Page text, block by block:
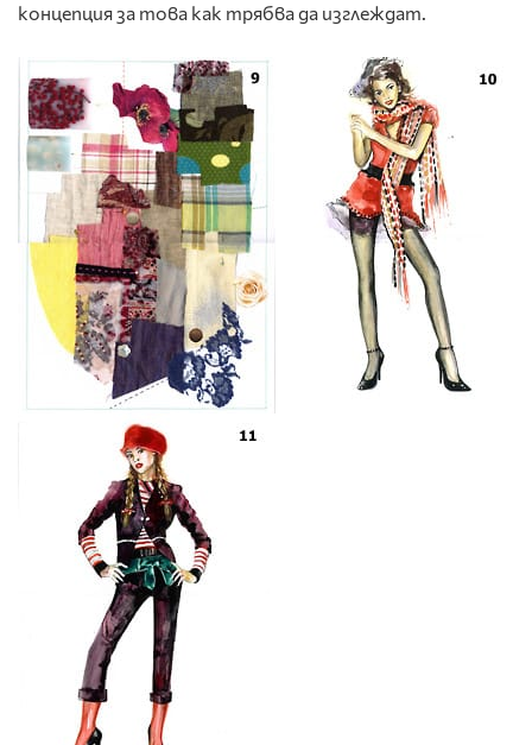
концепция за това как трябва да изглеждат.